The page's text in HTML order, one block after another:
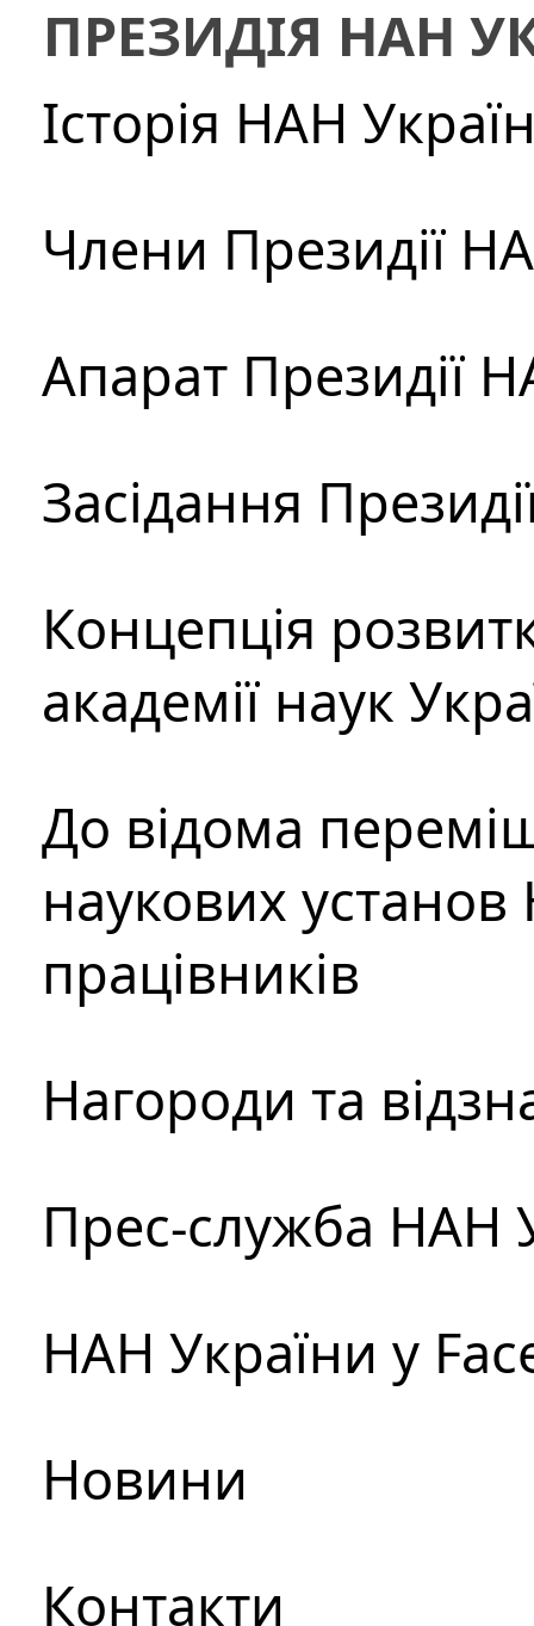
ПРЕЗИДІЯ НАН
Історія НАН
Члени Президії
Апарат Президії
Засідання
Концепція
академії наук
До відома
наукових установ
працівників
Нагороди та
Прес-служба НАН
НАН України у
Новини
Контакти